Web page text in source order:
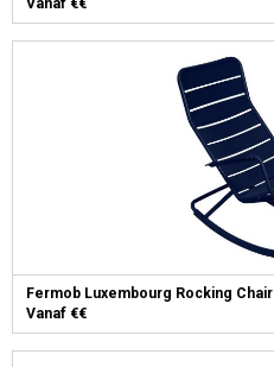
Vanaf €€
Fermob Luxembourg Rocking Chair
Vanaf €€